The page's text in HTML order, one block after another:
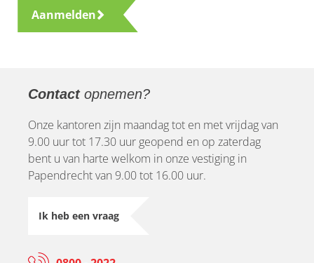
Aanmelden
Contactopnemen?
Onze kantoren zijn maandag tot en met vrijdag van
9.00 uur tot 17.30 uur geopend en op zaterdag
bent u van harte welkom in onze vestiging in
Papendrecht van 9.00 tot 16.00 uur.
Ik heb een vraag